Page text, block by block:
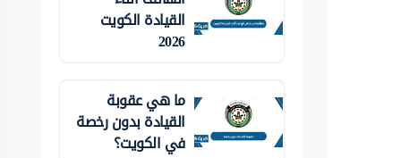
القيادة الكويت
2026
ما هي عقوبة
القيادة بدون رخصة
في الكويت؟